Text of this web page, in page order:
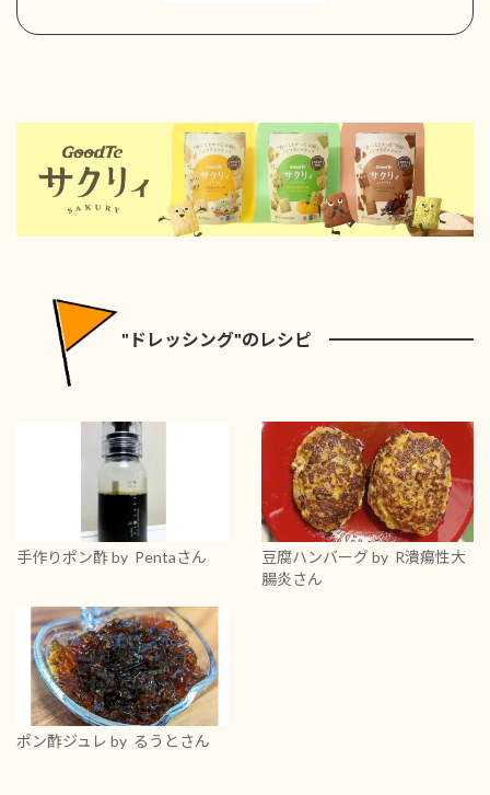
"ドレッシング"のレシピ
手作りポン酢by Pentaさん 豆腐ハンバーグby R潰瘍性大
腸炎さん
ポン酢ジュレ by るうとさん